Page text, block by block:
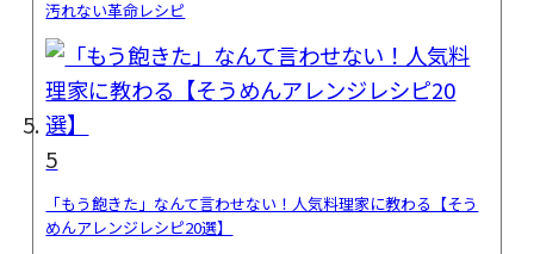
汚れない革命レシピ
5
「もう飽きた」なんて言わせない！人気料理家に教わる【そう
めんアレンジレシピ20選】